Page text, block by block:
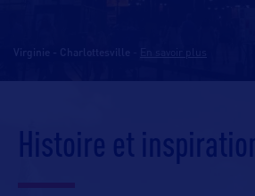
Virginie - Charlottesville
Histoire et inspiration